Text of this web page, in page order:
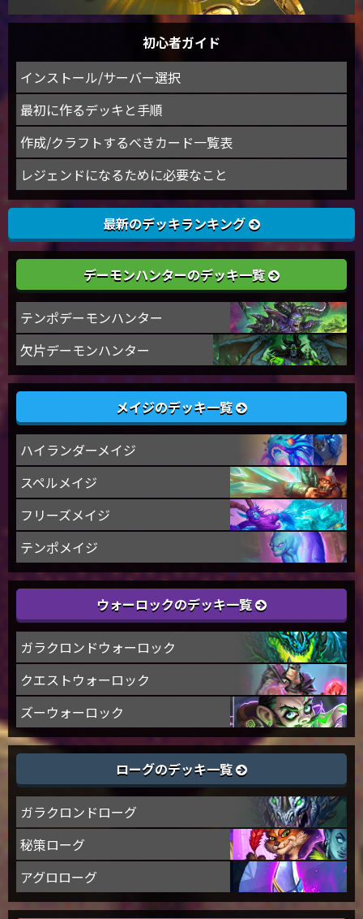
初心者ガイド
インストール/サーバー選択
最初に作るデッキと手順
作成/クラフトするべきカード一覧表
レジェンドになるために必要なこと
最新のデッキランキング
デーモンハンターのデッキ一覧
テンポデーモンハンター
欠片デーモンハンター
メイジのデッキ一覧
ハイランダーメイジ
スペルメイジ
フリーズメイジ
テンポメイジ
ウォーロックのデッキ一覧
ガラクロンドウォーロック
クエストウォーロック
ズーウォーロック
ローグのデッキ一覧
ガラクロンドローグ
秘策ローグ
アグロローグ